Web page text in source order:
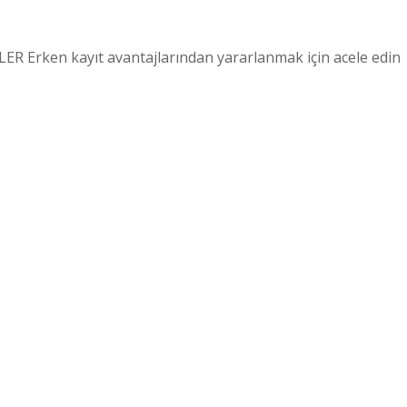
Erken kayıt avantajlarından yararlanmak için acele edin